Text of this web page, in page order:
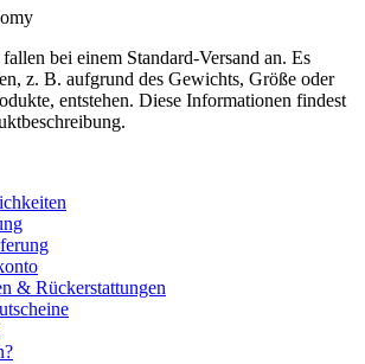
bei einem Standard-Versand an. Es
z. B. aufgrund des Gewichts, Größe oder
entstehen. Diese Informationen findest
& Rückerstattungen